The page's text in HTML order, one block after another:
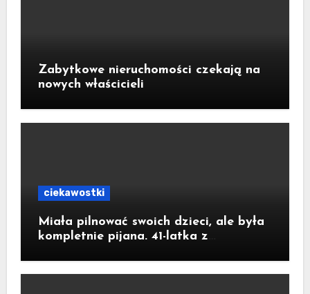
Zabytkowe nieruchomości czekają na
nowych właścicieli
ciekawostki
Miała pilnować swoich dzieci, ale była
kompletnie pijana. 41-latka z
alkoholu